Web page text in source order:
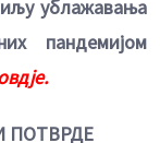
ублажавања
пандемијом
ПОТВРДЕ